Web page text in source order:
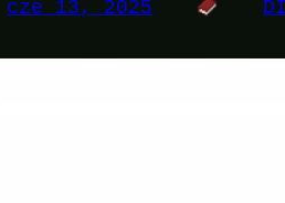
cze 13, 2025